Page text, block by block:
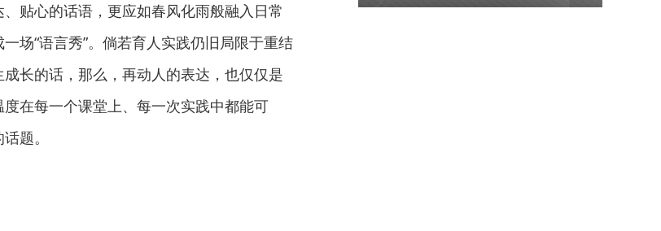
心的话语，更应如春风化雨般融入日常
场“语言秀”。倘若育人实践仍旧局限于重结
长的话，那么，再动人的表达，也仅仅是
在每一个课堂上、每一次实践中都能可
题。